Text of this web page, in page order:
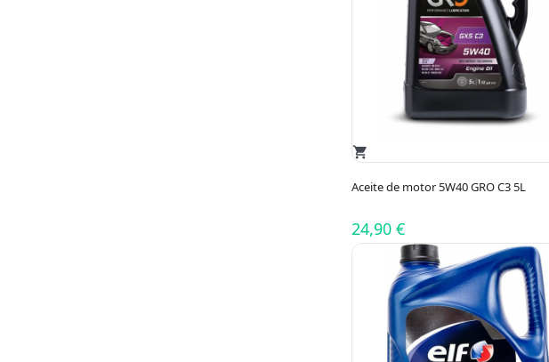
shopping_cart
Aceite de motor 5W40 GRO C3 5L
24,90 €